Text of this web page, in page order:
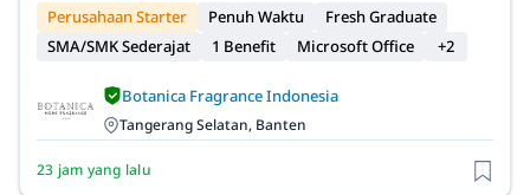
Perusahaan Starter Penuh Waktu
Fresh Graduate
SMA/SMK Sederajat
1 Benefit Microsoft Office +2
Botanica Fragrance Indonesia
Tangerang Selatan, Banten
23 jam yang lalu